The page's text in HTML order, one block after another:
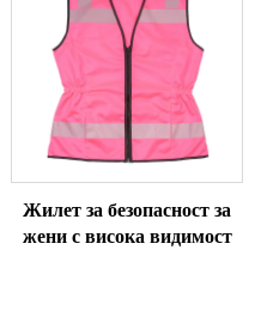
Жилет за безопасност за
жени с висока видимост